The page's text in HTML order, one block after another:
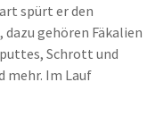
spürt er den
gehören Fäkalien
Schrott und
mehr. Im Lauf